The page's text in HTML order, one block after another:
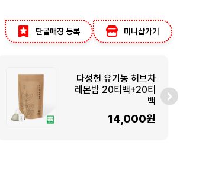
단골매장 등록 미니샵가기
다정헌 유기농 허브차
레몬밤 20티백+20티
백
14,000원